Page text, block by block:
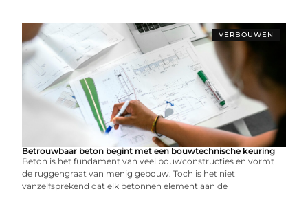
VERBOUWEN
Betrouwbaar beton begint met een bouwtechnische keuring
Beton is het fundament van veel bouwconstructies en vormt
de ruggengraat van menig gebouw. Toch is het niet
vanzelfsprekend dat elk betonnen element aan de